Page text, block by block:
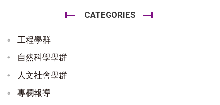
CATEGORIES
工程學群
自然科學學群
人文社會學群
專欄報導